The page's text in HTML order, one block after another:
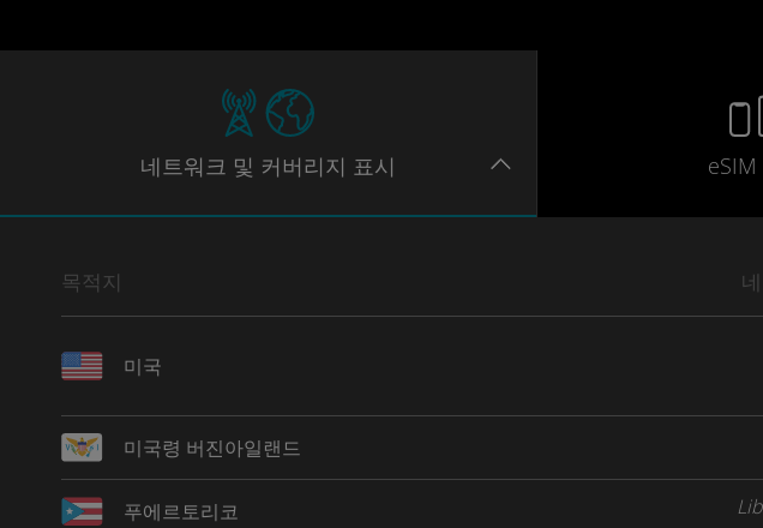
네트워크 및 커버리지 표시
목적지
미국
미국령 버진아일랜드
푸에르토리코